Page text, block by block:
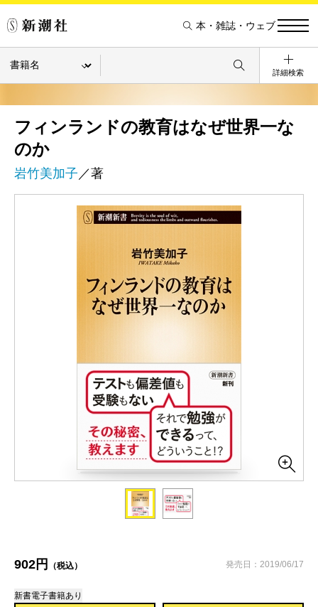
本・雑誌・ウェブ
詳細検索
フィンランドの教育はなぜ世界一な
のか
岩竹美加子 ／著
902円 （税込） 発売日：2019/06/17
新書電子書籍あり